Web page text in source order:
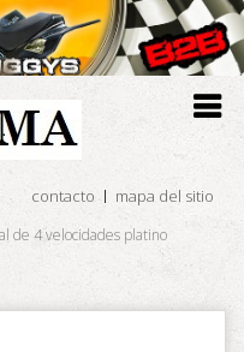
contacto mapa del sitio
de 4 velocidades platino